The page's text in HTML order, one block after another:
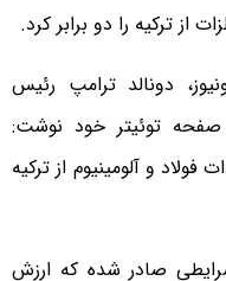
از ترکیه را دو برابر کرد.
دونالد ترامپ رئیس
صفحه توئیتر خود نوشت:
فولاد و آلومینیوم از ترکیه
صادر شده که ارزش